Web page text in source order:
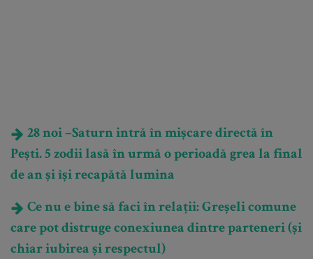
28 noi –Saturn intră în mișcare directă în
Pești. 5 zodii lasă în urmă o perioadă grea la final
de an și își recapătă lumina
Ce nu e bine să faci în relații: Greșeli comune
care pot distruge conexiunea dintre parteneri (și
chiar iubirea și respectul)